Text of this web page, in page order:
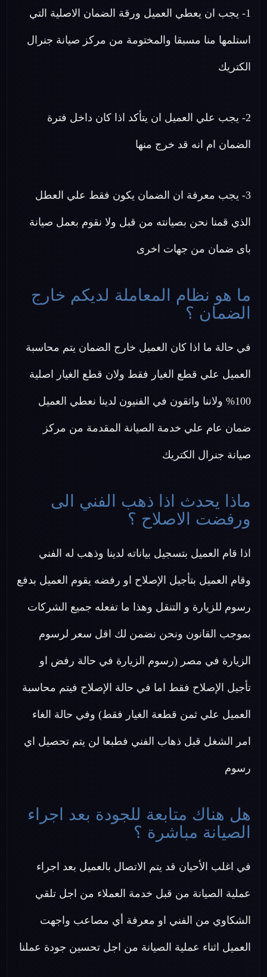
1- يجب ان يعطي العميل ورقة الضمان الاصلية التي
استلمها منا مسبقا والمختومة من مركز صيانة جنرال
الكتريك
2- يجب علي العميل ان يتأكد اذا كان داخل فترة
الضمان ام انه قد خرج منها
3- يجب معرفة ان الضمان يكون فقط علي العطل
الذي قمنا نحن بصيانته من قبل ولا نقوم بعمل صيانة
باى ضمان من جهات اخرى
ما هو نظام المعاملة لديكم خارج
الضمان ؟
في حالة ما اذا كان العميل خارج الضمان يتم محاسبة
العميل علي قطع الغيار فقط ولان قطع الغيار اصلية
100% ولاننا واثقون في الفنيون لدينا نعطي العميل
ضمان عام علي خدمة الصيانة المقدمة من مركز
صيانة جنرال الكتريك
ماذا يحدث اذا ذهب الفني الى
ورفضت الاصلاح ؟
اذا قام العميل بتسجيل بياناته لدينا وذهب له الفني
وقام العميل بتأجيل الإصلاح او رفضه يقوم العميل بدفع
رسوم للزيارة و التنقل وهذا ما تفعله جميع الشركات
بموجب القانون ونحن نضمن لك اقل سعر لرسوم
الزيارة في مصر (رسوم الزيارة في حالة رفض او
تأجيل الإصلاح فقط اما في حالة الإصلاح فيتم محاسبة
العميل علي ثمن قطعة الغيار فقط) وفي حالة الغاء
امر الشغل قبل ذهاب الفني فطبعا لن يتم تحصيل اي
رسوم
هل هناك متابعة للجودة بعد اجراء
الصيانة مباشرة ؟
في اغلب الأحيان قد يتم الاتصال بالعميل بعد اجراء
عملية الصيانة من قبل خدمة العملاء من اجل تلقي
الشكاوي من الفني او معرفة أي مصاعب واجهت
العميل اثناء عملية الصيانة من اجل تحسين جودة عملنا